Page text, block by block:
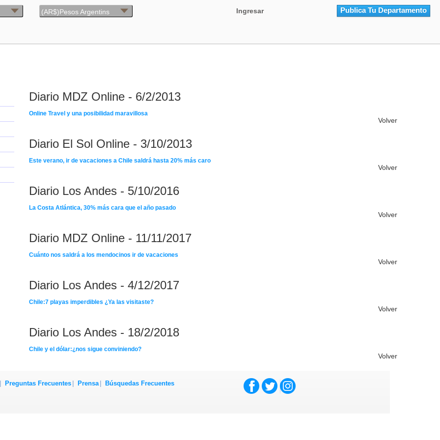
Ingresar
(AR$)Pesos Argentins Publica Tu Departamento
Diario MDZ Online - 6/2/2013
Online Travel y una posibilidad maravillosa
Volver
Diario El Sol Online - 3/10/2013
Este verano, ir de vacaciones a Chile saldrá hasta 20% más caro
Volver
Diario Los Andes - 5/10/2016
La Costa Atlántica, 30% más cara que el año pasado
Volver
Diario MDZ Online - 11/11/2017
Cuánto nos saldrá a los mendocinos ir de vacaciones
Volver
Diario Los Andes - 4/12/2017
Chile:7 playas imperdibles ¿Ya las visitaste?
Volver
Diario Los Andes - 18/2/2018
Chile y el dólar:¿nos sigue conviniendo?
Volver
Preguntas Frecuentes Prensa Búsquedas Frecuentes